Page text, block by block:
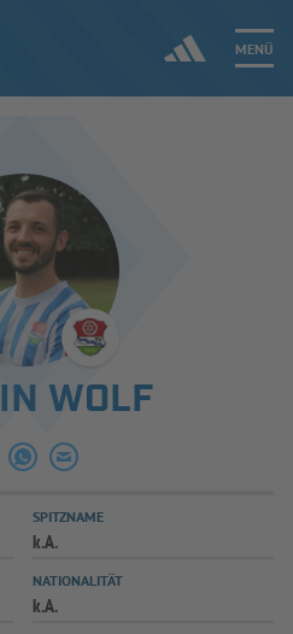
MENÜ
SPIELPLUS
WOLF
SPITZNAME
k.A.
NATIONALITÄT
k.A.